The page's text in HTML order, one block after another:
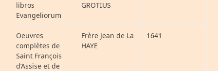
libros
Evangeliorum
GROTIUS
Oeuvres
complètes de
Saint François
d’Assise et de
Frère Jean de La
HAYE
1641